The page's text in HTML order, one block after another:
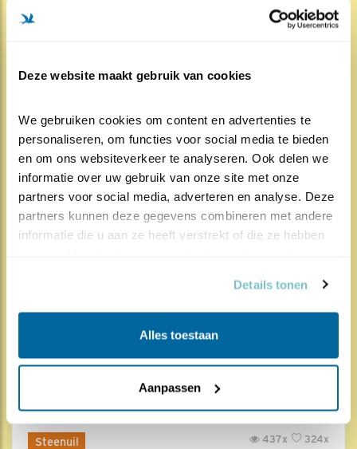
Deze website maakt gebruik van cookies
We gebruiken cookies om content en advertenties te
personaliseren, om functies voor social media te bieden
en om ons websiteverkeer te analyseren. Ook delen we
informatie over uw gebruik van onze site met onze
partners voor social media, adverteren en analyse. Deze
partners kunnen deze gegevens combineren met andere
informatie die u aan ze heeft verstrekt of die ze hebben
Details tonen
Alles toestaan
Aanpassen
Door Anjo Schouten
Steenuil 244x
Keek op de week, aflevering 3
19.03.23 Hormonen ... raar spul. Het laat je dingen
Door Ronald van Harxen, STONE
Steenuil 324x
437x